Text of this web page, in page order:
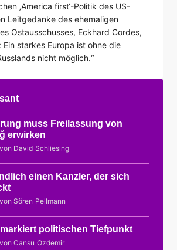
‚America first‘-Politik des US-
Leitgedanke des ehemaligen
Ostausschusses, Eckhard Cordes,
starkes Europa ist ohne die
nicht möglich.“
muss Freilassung von
erwirken
David Schliesing
einen Kanzler, der sich
Sören Pellmann
markiert politischen Tiefpunkt
Cansu Özdemir